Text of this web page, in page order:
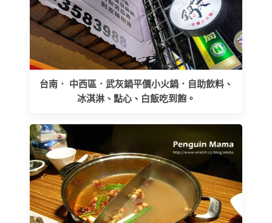
台南． 中西區．武灰鍋平價小火鍋．自助飲料、
冰淇淋、點心、白飯吃到飽。